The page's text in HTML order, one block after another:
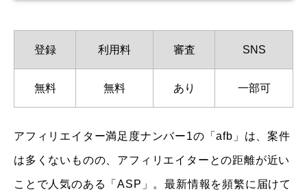
登録 利用料 審査 SNS
無料 無料 あり 一部可
アフィリエイター満足度ナンバー1の「afb」は、案件
は多くないものの、アフィリエイターとの距離が近い
ことで人気のある「ASP」。最新情報を頻繁に届けて